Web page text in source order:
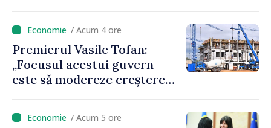
Delacău, raionul Anenii Noi
/ Acum 4 ore
Premierul Vasile Tofan:
„Focusul acestui guvern
este să modereze creșterea
/ Acum 5 ore